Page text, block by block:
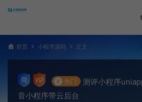
首页 小程序源码 正文
# 热门
测评小程序
音小程序带云后台